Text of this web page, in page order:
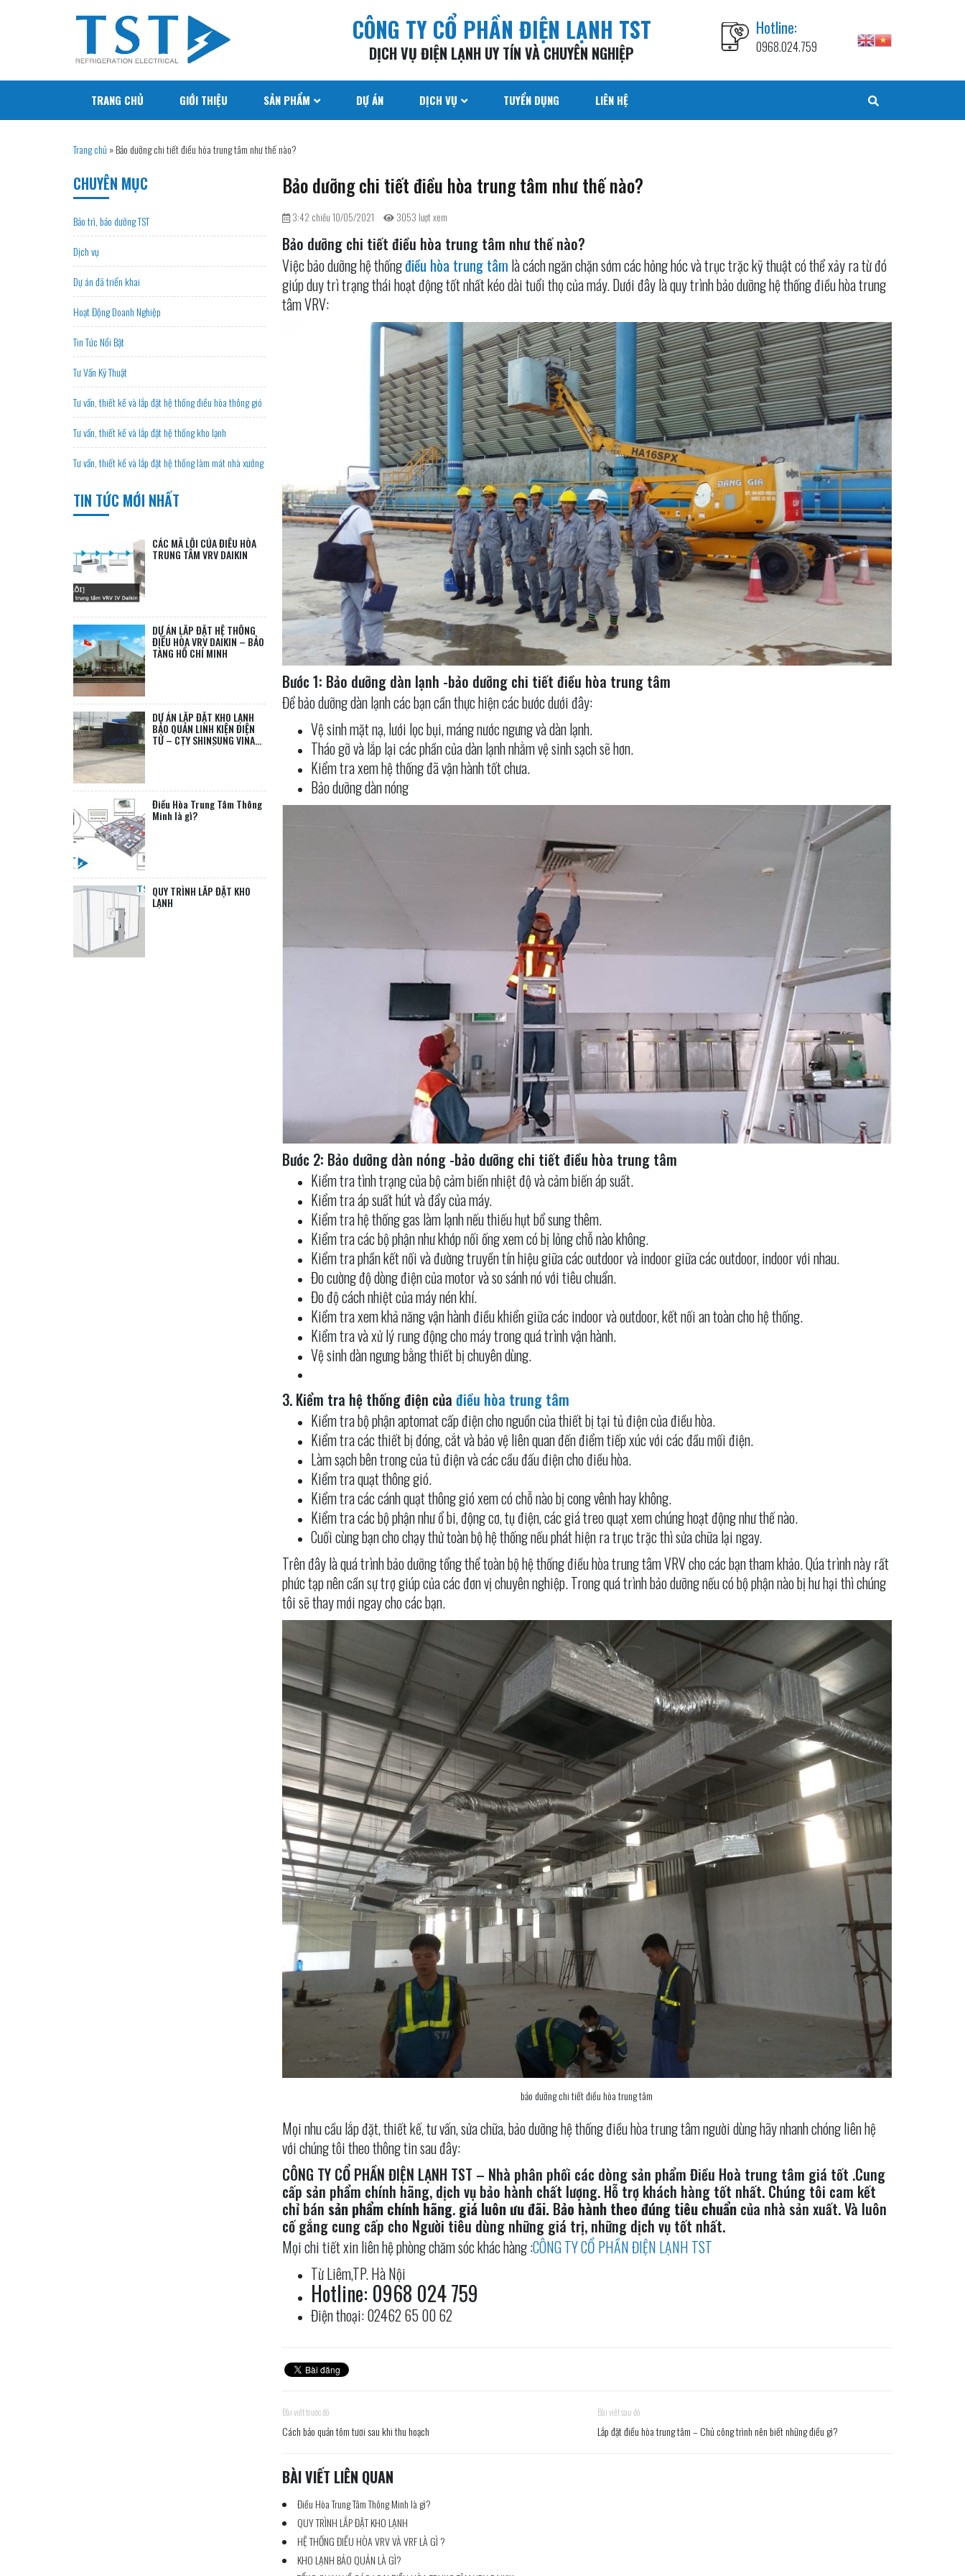
CÔNG TY CỔ PHẦN ĐIỆN LẠNH TST
DỊCH VỤ ĐIỆN LẠNH UY TÍN VÀ CHUYÊN NGHIỆP
Hotline:
0968.024.759
TRANG CHỦ GIỚI THIỆU SẢN PHẨM DỰ ÁN DỊCH VỤ TUYỂN DỤNG LIÊN HỆ
Trang chủ »Bảo dưỡng chi tiết điều hòa trung tâm như thế nào?
Bảo dưỡng chi tiết điều hòa trung tâm như thế nào?
3:42 chiều 10/05/2021 3053 lượt xem
Bảo dưỡng chi tiết điều hòa trung tâm như thế nào?
Việc bảo dưỡng hệ thốngđiều hòa trung tâm là cách ngăn chặn sớm các hỏng hóc và trục trặc kỹ thuật có thể xảy ra từ đó
giúp duy trì trạng thái hoạt động tốt nhất kéo dài tuổi thọ của máy. Dưới đây là quy trình bảo dưỡng hệ thống điều hòa trung
tâm VRV:
Bước 1: Bảo dưỡng dàn lạnh -bảo dưỡng chi tiết điều hòa trung tâm
Để bảo dưỡng dàn lạnh các bạn cần thực hiện các bước dưới đây:
Vệ sinh mặt nạ, lưới lọc bụi, máng nước ngưng và dàn lạnh.
Tháo gỡ và lắp lại các phần của dàn lạnh nhằm vệ sinh sạch sẽ hơn.
Kiểm tra xem hệ thống đã vận hành tốt chưa.
Bảo dưỡng dàn nóng
Bước 2: Bảo dưỡng dàn nóng -bảo dưỡng chi tiết điều hòa trung tâm
Kiểm tra tình trạng của bộ cảm biến nhiệt độ và cảm biến áp suất.
Kiểm tra áp suất hút và đẩy của máy.
Kiểm tra hệ thống gas làm lạnh nếu thiếu hụt bổ sung thêm.
Kiểm tra các bộ phận như khớp nối ống xem có bị lỏng chỗ nào không.
Kiểm tra phần kết nối và đường truyền tín hiệu giữa các outdoor và indoor giữa các outdoor, indoor với nhau.
Đo cường độ dòng điện của motor và so sánh nó với tiêu chuẩn.
Đo độ cách nhiệt của máy nén khí.
Kiểm tra xem khả năng vận hành điều khiển giữa các indoor và outdoor, kết nối an toàn cho hệ thống.
Kiểm tra và xử lý rung động cho máy trong quá trình vận hành.
Vệ sinh dàn ngưng bằng thiết bị chuyên dùng.
3. Kiểm tra hệ thống điện của điều hòa trung tâm
Kiểm tra bộ phận aptomat cấp điện cho nguồn của thiết bị tại tủ điện của điều hòa.
Kiểm tra các thiết bị đóng, cắt và bảo vệ liên quan đến điểm tiếp xúc với các đầu mối điện.
Làm sạch bên trong của tủ điện và các cầu đấu điện cho điều hòa.
Kiểm tra quạt thông gió.
Kiểm tra các cánh quạt thông gió xem có chỗ nào bị cong vênh hay không.
Kiểm tra các bộ phận như ổ bi, động cơ, tụ điện, các giá treo quạt xem chúng hoạt động như thế nào.
Cuối cùng bạn cho chạy thử toàn bộ hệ thống nếu phát hiện ra trục trặc thì sửa chữa lại ngay.
Trên đây là quá trình bảo dưỡng tổng thể toàn bộ hệ thống điều hòa trung tâm VRV cho các bạn tham khảo. Qúa trình này rất
phức tạp nên cần sự trợ giúp của các đơn vị chuyên nghiệp. Trong quá trình bảo dưỡng nếu có bộ phận nào bị hư hại thì chúng
tôi sẽ thay mới ngay cho các bạn.
bảo dưỡng chi tiết điều hòa trung tâm
Mọi nhu cầu lắp đặt, thiết kế, tư vấn, sửa chữa, bảo dưỡng hệ thống điều hòa trung tâm người dùng hãy nhanh chóng liên hệ
với chúng tôi theo thông tin sau đây:
CÔNG TY CỔ PHẦN ĐIỆN LẠNH TST – Nhà phân phối các dòng sản phẩm Điều Hoà trung tâm giá tốt .Cung
cấp sản phẩm chính hãng, dịch vụ bảo hành chất lượng. Hỗ trợ khách hàng tốt nhất. Chúng tôi cam kết
chỉ bán sản phẩm chính hãng. giá luôn ưu đãi.Bảo hành theo đúng tiêu chuẩncủa nhà sản xuất. Và luôn
cố gắng cung cấp cho Người tiêu dùng những giá trị, những dịch vụ tốt nhất.
Mọi chi tiết xin liên hệ phòng chăm sóc khác hàng :CÔNG TY CỔ PHẦN ĐIỆN LẠNH TST
Từ Liêm,TP. Hà Nội
Hotline: 0968 024 759
Điện thoại: 02462 65 00 62
Bài viết trước đó
Cách bảo quản tôm tươi sau khi thu hoạch
Bài viết sau đó
Lắp đặt điều hòa trung tâm – Chủ công trình nên biết những điều gì?
BÀI VIẾT LIÊN QUAN
Điều Hòa Trung Tâm Thông Minh là gì?
QUY TRÌNH LẮP ĐẶT KHO LẠNH
HỆ THỐNG ĐIỀU HÒA VRV VÀ VRF LÀ GÌ ?
KHO LẠNH BẢO QUẢN LÀ GÌ?
CHUYÊN MỤC
Bảo trì, bảo dưỡng TST
Dịch vụ
Dự án đã triển khai
Hoạt Động Doanh Nghiệp
Tin Tức Nổi Bật
Tư Vấn Kỹ Thuật
Tư vấn, thiết kế và lắp đặt hệ thống điều hòa thông gió
Tư vấn, thiết kế và lắp đặt hệ thống kho lạnh
Tư vấn, thiết kế và lắp đặt hệ thống làm mát nhà xưởng
TIN TỨC MỚI NHẤT
CÁC MÃ LỖI CỦA ĐIỀU HÒA
TRUNG TÂM VRV DAIKIN
DỰ ÁN LẮP ĐẶT HỆ THỐNG
ĐIỀU HÒA VRV DAIKIN – BẢO
TÀNG HỒ CHÍ MINH
DỰ ÁN LẮP ĐẶT KHO LẠNH
BẢO QUẢN LINH KIỆN ĐIỆN
TỬ – CTY SHINSUNG VINA
Điều Hòa Trung Tâm Thông
Minh là gì?
QUY TRÌNH LẮP ĐẶT KHO
LẠNH